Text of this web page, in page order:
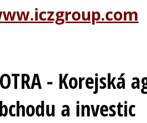
- Korejská
a investic